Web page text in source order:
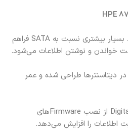
رابط SAS 12Gb/s پهنای باند بسیار بیشتری نسبت به SATA فراهم
خواندن و نوشتن اطلاعات می‌شود.
در دیتاسنترها طراحی شده و عمر
فناوری Digitally Signed Firmware از نصب Firmwareهای
اطلاعات را افزایش می‌دهد.